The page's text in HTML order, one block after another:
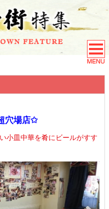
穴場店✩
小皿中華を肴にビールがすす